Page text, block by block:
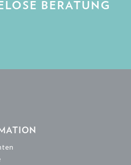
BERATUNG